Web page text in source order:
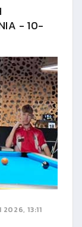
- 10-
2026, 13:11